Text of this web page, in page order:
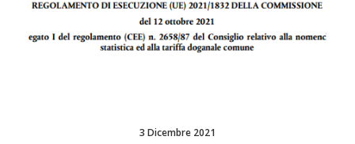
3 Dicembre 2021